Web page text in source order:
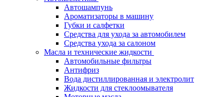
Автошампунь
Ароматизаторы в машину
Губки и салфетки
Средства для ухода за автомобилем
Средства ухода за салоном
Масла и технические жидкости
Автомобильные фильтры
Антифриз
Вода дистиллированная и электролит
Жидкости для стеклоомывателя